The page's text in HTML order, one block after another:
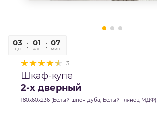
03
дн
01
час
07
мин
3
Шкаф-купе
2-х дверный
180х60х236 (Белый шпон дуба, Белый глянец МДФ)